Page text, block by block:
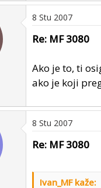
8 Stu 2007
Re: MF 3080
Ako je to, ti
ako je koji
8 Stu 2007
Re: MF 3080
Ivan_MF kaže: